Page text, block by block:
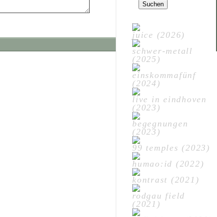
nach:
juice (2026)
schwer-metall
(2025)
einskommafünf
(2024)
live in eindhoven
(2023)
begegnungen
(2023)
99 temples (2023)
humao:id (2022)
kontrast (2021)
rodgau field
(2021)